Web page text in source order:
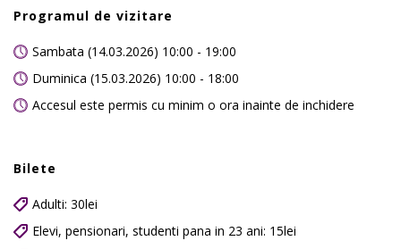
Programul de vizitare
Sambata (14.03.2026) 10:00 - 19:00
Duminica (15.03.2026) 10:00 - 18:00
Accesul este permis cu minim o ora inainte de inchidere
Bilete
Adulti: 30lei
Elevi, pensionari, studenti pana in 23 ani: 15lei